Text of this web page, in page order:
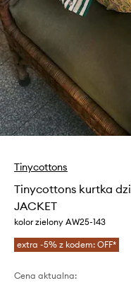
Tinycottons
Tinycottons kurtka
JACKET
kolor zielony AW25-143
extra -5% z kodem: OFF*
Cena aktualna: